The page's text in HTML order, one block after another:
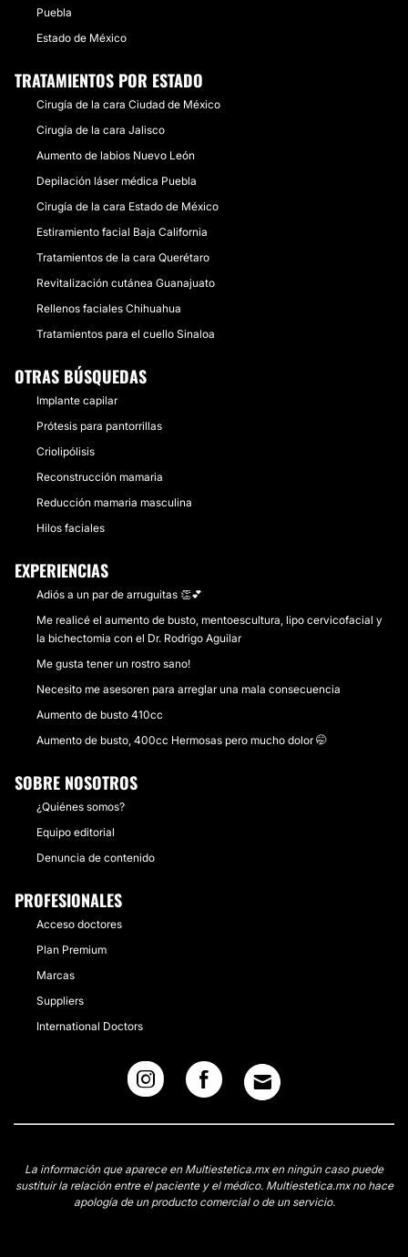
Puebla
Estado de México
TRATAMIENTOS POR ESTADO
Cirugía de la cara Ciudad de México
Cirugía de la cara Jalisco
Aumento de labios Nuevo León
Depilación láser médica Puebla
Cirugía de la cara Estado de México
Estiramiento facial Baja California
Tratamientos de la cara Querétaro
Revitalización cutánea Guanajuato
Rellenos faciales Chihuahua
Tratamientos para el cuello Sinaloa
OTRAS BÚSQUEDAS
Implante capilar
Prótesis para pantorrillas
Criolipólisis
Reconstrucción mamaria
Reducción mamaria masculina
Hilos faciales
EXPERIENCIAS
Adiós a un par de arruguitas 👏💕
Me realicé el aumento de busto, mentoescultura, lipo cervicofacial y
la bichectomia con el Dr. Rodrigo Aguilar
Me gusta tener un rostro sano!
Necesito me asesoren para arreglar una mala consecuencia
Aumento de busto 410cc
Aumento de busto, 400cc Hermosas pero mucho dolor 🤭
SOBRE NOSOTROS
¿Quiénes somos?
Equipo editorial
Denuncia de contenido
PROFESIONALES
Acceso doctores
Plan Premium
Marcas
Suppliers
International Doctors
La información que aparece en Multiestetica.mx en ningún caso puede
sustituir la relación entre el paciente y el médico. Multiestetica.mx no hace
apología de un producto comercial o de un servicio.